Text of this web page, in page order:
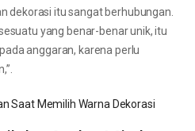
dekorasi itu sangat berhubungan.
yang benar-benar unik, itu
anggaran, karena perlu
Saat Memilih Warna Dekorasi